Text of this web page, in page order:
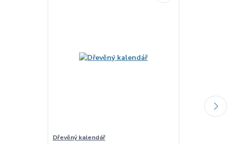
Dřevěný kalendář